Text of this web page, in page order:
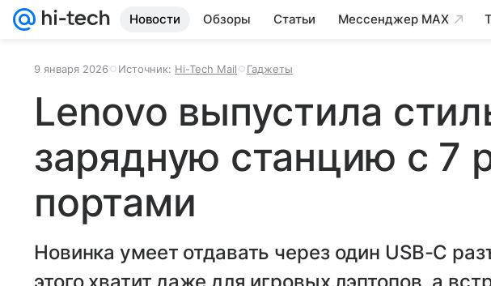
Новости Обзоры Статьи Мессенджер MAX
9 января 2026 Источник: Hi-Tech Mail Гаджеты
Lenovo выпустила
зарядную станцию с 7
портами
Новинка умеет отдавать через один USB-C